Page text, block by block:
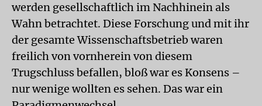
werden gesellschaftlich im Nachhinein als
Wahn betrachtet. Diese Forschung und mit ihr
der gesamte Wissenschaftsbetrieb waren
freilich von vornherein von diesem
Trugschluss befallen, bloß war es Konsens –
nur wenige wollten es sehen. Das war ein